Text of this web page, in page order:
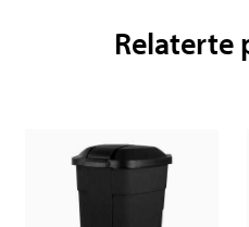
Relaterte